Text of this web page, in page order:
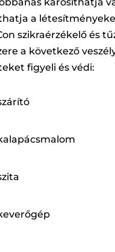
károsíthatja
a
szikraérzékelő és
a következő
figyeli és védi: